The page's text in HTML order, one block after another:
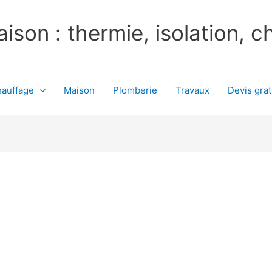
: thermie, isolation,
Maison Plomberie Travaux Devis